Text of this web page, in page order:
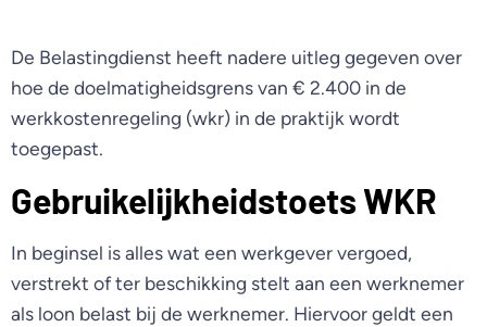
De Belastingdienst heeft nadere uitleg gegeven over
hoe de doelmatigheidsgrens van € 2.400 in de
werkkostenregeling (wkr) in de praktijk wordt
toegepast.
Gebruikelijkheidstoets WKR
In beginsel is alles wat een werkgever vergoed,
verstrekt of ter beschikking stelt aan een werknemer
als loon belast bij de werknemer. Hiervoor geldt een